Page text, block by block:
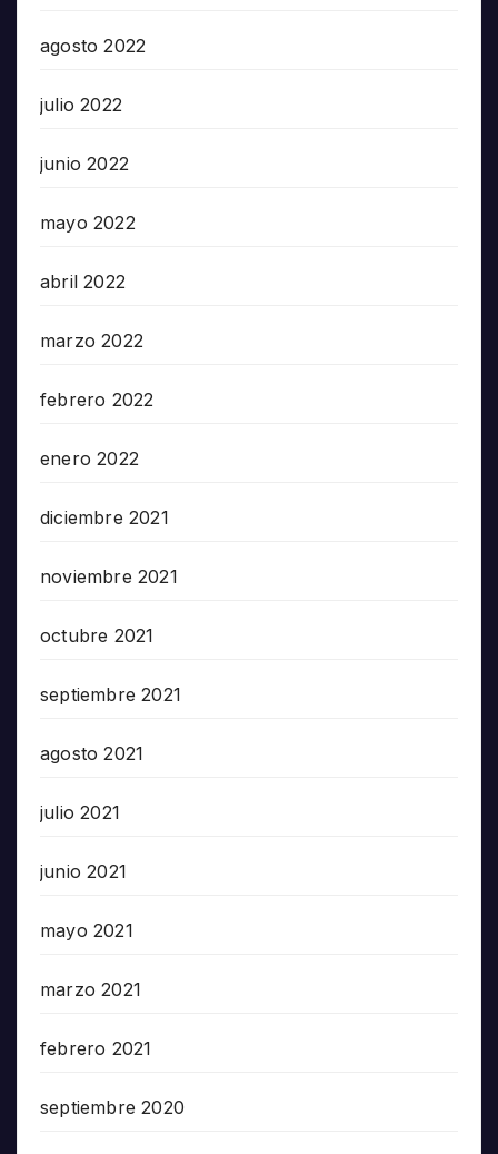
agosto 2022
julio 2022
junio 2022
mayo 2022
abril 2022
marzo 2022
febrero 2022
enero 2022
diciembre 2021
noviembre 2021
octubre 2021
septiembre 2021
agosto 2021
julio 2021
junio 2021
mayo 2021
marzo 2021
febrero 2021
septiembre 2020